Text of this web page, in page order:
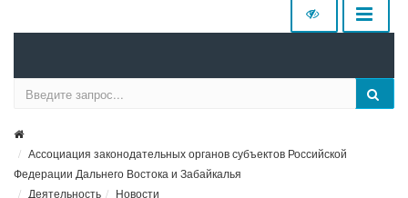
Ассоциация законодательных органов субъектов Российской
Федерации Дальнего Востока и Забайкалья
Деятельность
Новости